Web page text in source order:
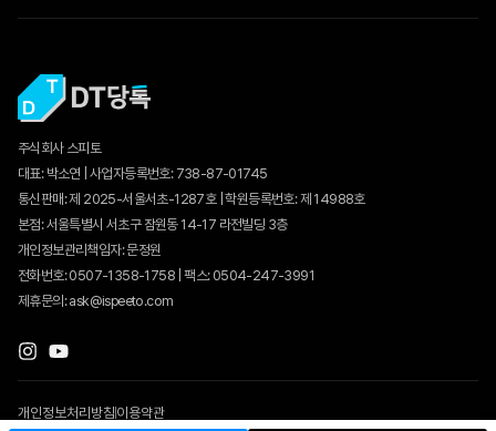
11. 면접스피치의 이해
11-2. 자신감을 보여주는 목소리 사용법
11-3. 면접스터디 활용법
12. 지방직공무원면접 워크북
12-1. 개별면접 워크북
12-2. 5분스피치 워크북
주식회사 스피토
대표: 박소연 | 사업자등록번호: 738-87-01745
통신판매: 제 2025-서울서초-1287호 | 학원등록번호: 제 14988호
본점: 서울특별시 서초구 잠원동 14-17 라전빌딩 3층
개인정보관리책임자: 문정원
전화번호: 0507-1358-1758 | 팩스: 0504-247-3991
제휴문의: ask@ispeeto.com
개인정보처리방침 이용약관